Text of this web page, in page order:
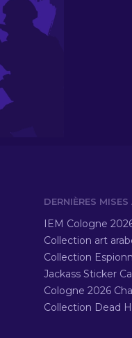
DERNIÈRES
IEM Cologne
Collection art
Collection
Jackass Sticker
Cologne 2026
Collection Dead